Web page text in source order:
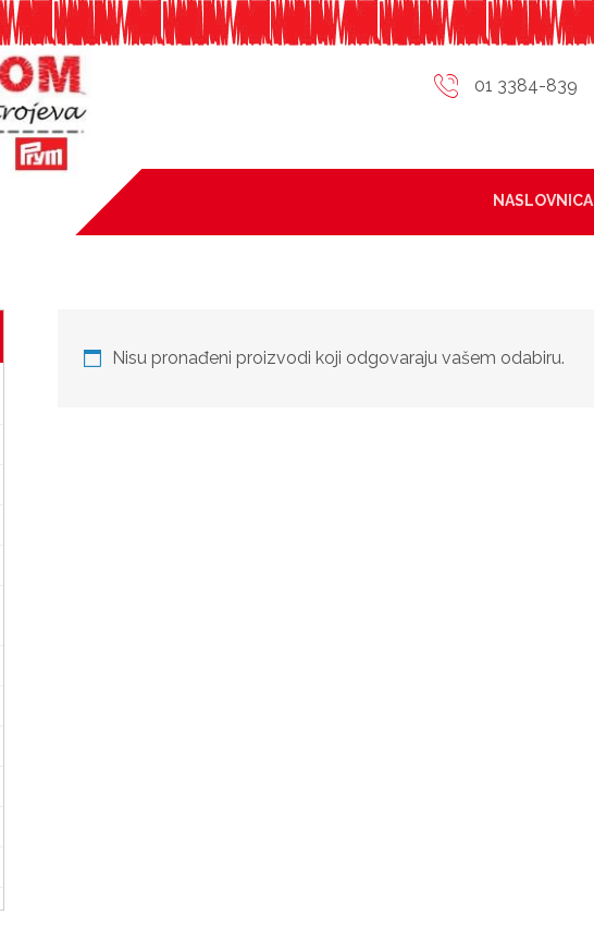
01 3384-839
NASLOVNICA
Nisu pronađeni proizvodi koji odgovaraju vašem odabiru.